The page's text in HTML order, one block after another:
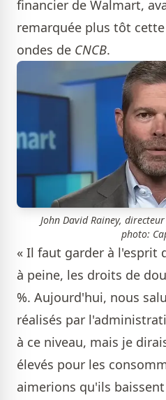
financier de Walmart,
remarquée plus tôt
ondes de CNCB.
John David Rainey,
photo:
« Il faut garder à l'esprit
à peine, les droits de
%. Aujourd'hui, nous
réalisés par
à ce niveau, mais je
élevés pour les
aimerions qu'ils